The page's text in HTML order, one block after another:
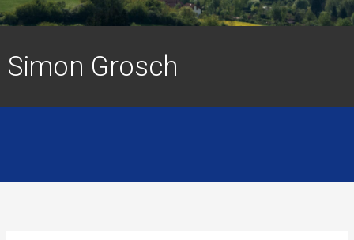
Simon Grosch